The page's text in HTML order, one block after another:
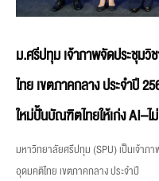
ม.ศรีปทุม เจ้าภาพจัดประชุม
ไทย เขตภาคกลาง ประจำปี
ใหม่ปั้นบัณฑิตไทยให้เก่ง AI–
มหาวิทยาลัยศรีปทุม (SPU) เป็นเจ้า
อุดมคติไทย เขตภาคกลาง ประจำปี